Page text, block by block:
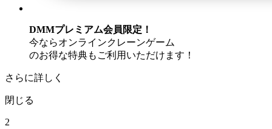
DMMプレミアム会員限定！
今ならオンラインクレーンゲーム
のお得な特典もご利用いただけます！
さらに詳しく
閉じる
2